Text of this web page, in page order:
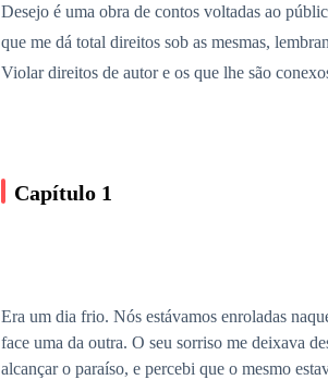
Desejo é uma obra de contos voltadas ao
que me dá total direitos sob as mesmas,
Violar direitos de autor e os que lhe são
Capítulo 1
Era um dia frio. Nós estávamos enroladas
face uma da outra. O seu sorriso me deixava
alcançar o paraíso, e percebi que o mesmo